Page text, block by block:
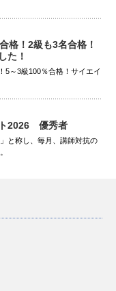
格！2級も3名合格！
た！
5～3級100％合格！サイエイ
2026 優秀者
と称し、毎月、講師対抗の